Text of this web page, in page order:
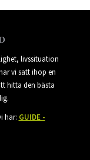
livssituation
vi satt ihop en
hitta den bästa
har: GUIDE -